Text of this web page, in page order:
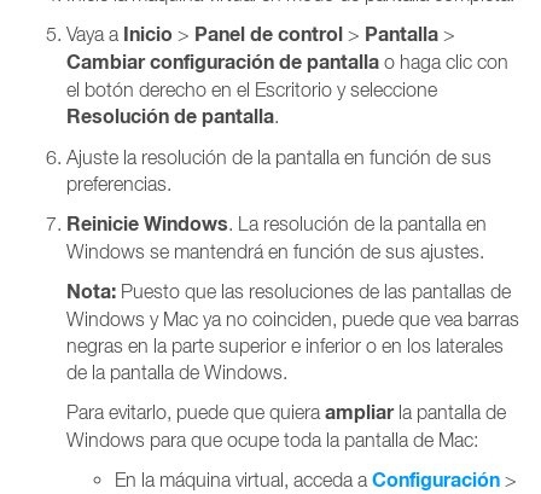
Vaya a Inicio > Panel de control > Pantalla >
Cambiar configuración de pantalla o haga clic con
el botón derecho en el Escritorio y seleccione
Resolución de pantalla.
Ajuste la resolución de la pantalla en función de sus
preferencias.
Reinicie Windows. La resolución de la pantalla en
Windows se mantendrá en función de sus ajustes.
Nota: Puesto que las resoluciones de las pantallas de
Windows y Mac ya no coinciden, puede que vea barras
negras en la parte superior e inferior o en los laterales
de la pantalla de Windows.
Para evitarlo, puede que quiera ampliarla pantalla de
Windows para que ocupe toda la pantalla de Mac:
En la máquina virtual, acceda a Configuración >